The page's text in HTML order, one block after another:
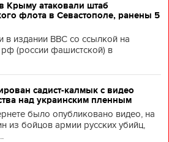
Крыму атаковали штаб
флота в Севастополе, ранены 5
в издании BBC со ссылкой на
(россии фашистской) в
садист-калмык с видео
над украинским пленным
было опубликовано видео, на
из бойцов армии русских убийц,